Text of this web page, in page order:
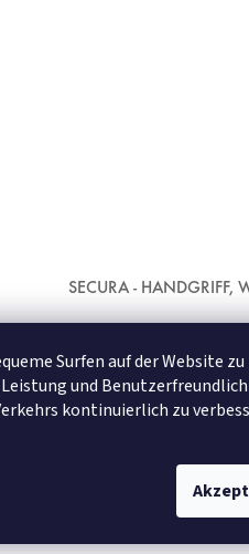
Surfen auf der Website zu
und
kontinuierlich zu
SECURA - HANDGRIFF,
AUF LAGER
DETAIL